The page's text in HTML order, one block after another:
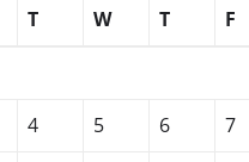
T W T F
4 5 6 7